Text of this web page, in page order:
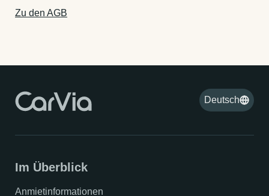
Zu den AGB
Deutsch
Im Überblick
Anmietinformationen